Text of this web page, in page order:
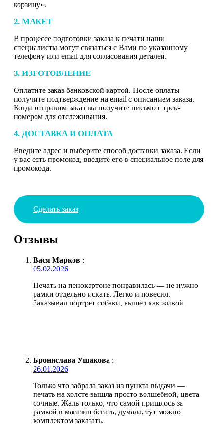
корзину».
2. МАКЕТ
В процессе подготовки заказа к печати наши
специалисты могут связаться с Вами по указанному
телефону или email для согласования деталей.
3. ИЗГОТОВЛЕНИЕ
Оплатите заказ банковской картой. После оплаты
получите подтверждение на email с описанием заказа.
Когда отправим заказ вы получите письмо с трек-
номером для отслеживания.
4. ДОСТАВКА И ОПЛАТА
Введите адрес и выберите способ доставки заказа. Если
у вас есть промокод, введите его в специальное поле для
промокода.
Сделать заказ
Отзывы
Вася Марков :
05.02.2026
Печать на пенокартоне понравилась — не нужно
рамки отдельно искать. Легко и повесил.
Заказывал портрет собаки, вышел как живой.
Бронислава Ушакова :
26.01.2026
Только что забрала заказ из пункта выдачи —
печать на холсте вышла просто волшебной, цвета
сочные. Жаль только, что самой пришлось за
рамкой в магазин бегать, думала, тут можно
комплектом заказать.